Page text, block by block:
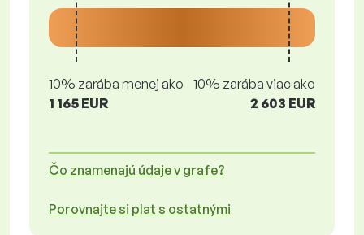
10% zarába menej ako
1 165 EUR
10% zarába viac ako
2 603 EUR
Čo znamenajú údaje v grafe?
Porovnajte si plat s ostatnými